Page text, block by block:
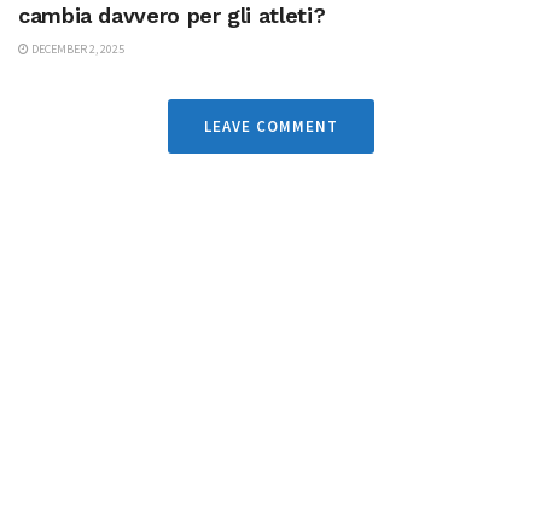
cambia davvero per gli atleti?
DECEMBER 2, 2025
LEAVE COMMENT